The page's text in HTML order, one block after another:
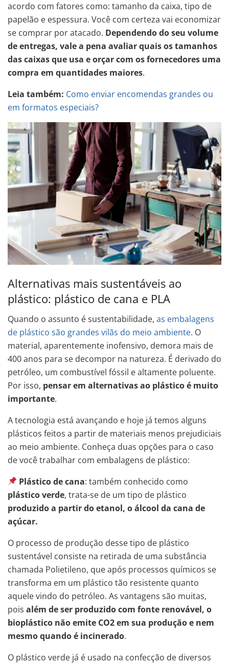
acordo com fatores como: tamanho da caixa, tipo de
papelão e espessura. Você com certeza vai economizar
se comprar por atacado. Dependendo do seu volume
de entregas, vale a pena avaliar quais os tamanhos
das caixas que usa e orçar com os fornecedores uma
compra em quantidades maiores.
Leia também: Como enviar encomendas grandes ou
em formatos especiais?
Alternativas mais sustentáveis ao
plástico: plástico de cana e PLA
Quando o assunto é sustentabilidade, as embalagens
de plástico são grandes vilãs do meio ambiente. O
material, aparentemente inofensivo, demora mais de
400 anos para se decompor na natureza. É derivado do
petróleo, um combustível fóssil e altamente poluente.
Por isso, pensar em alternativas ao plástico é muito
importante.
A tecnologia está avançando e hoje já temos alguns
plásticos feitos a partir de materiais menos prejudiciais
ao meio ambiente. Conheça duas opções para o caso
de você trabalhar com embalagens de plástico:
Plástico de cana: também conhecido como
plástico verde, trata-se de um tipo de plástico
produzido a partir do etanol, o álcool da cana de
açúcar.
O processo de produção desse tipo de plástico
sustentável consiste na retirada de uma substância
chamada Polietileno, que após processos químicos se
transforma em um plástico tão resistente quanto
aquele vindo do petróleo. As vantagens são muitas,
pois além de ser produzido com fonte renovável, o
bioplástico não emite CO2 em sua produção e nem
mesmo quando é incinerado.
O plástico verde já é usado na confecção de diversos